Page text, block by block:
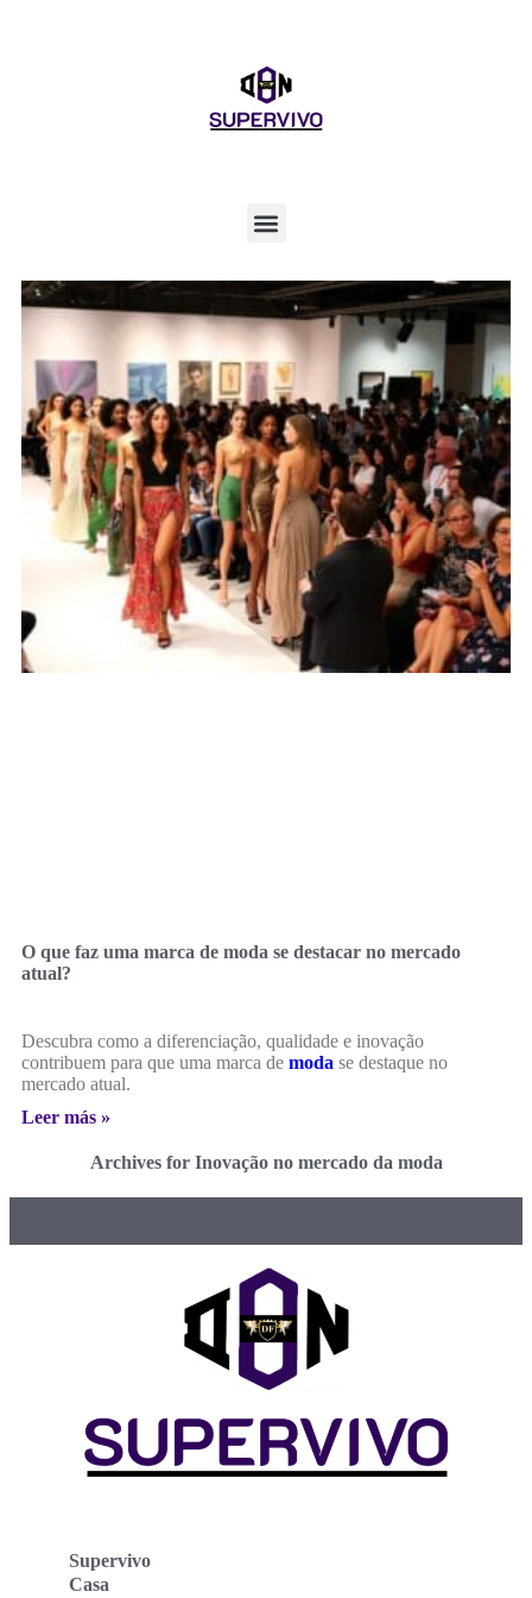
O que faz uma marca de moda se destacar no mercado
atual?
Descubra como a diferenciação, qualidade e inovação
contribuem para que uma marca de moda se destaque no
mercado atual.
Leer más »
Archives for Inovação no mercado da moda
Supervivo
Casa